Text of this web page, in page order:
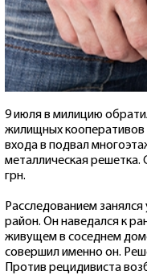
9 июля в милицию
жилищных
входа в подвал
металлическая
грн.
Расследованием
район. Он наведался к
живущем в соседнем
совершил именно он.
Против рецидивиста